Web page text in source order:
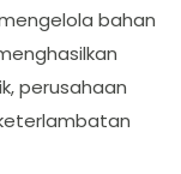
bahan
perusahaan